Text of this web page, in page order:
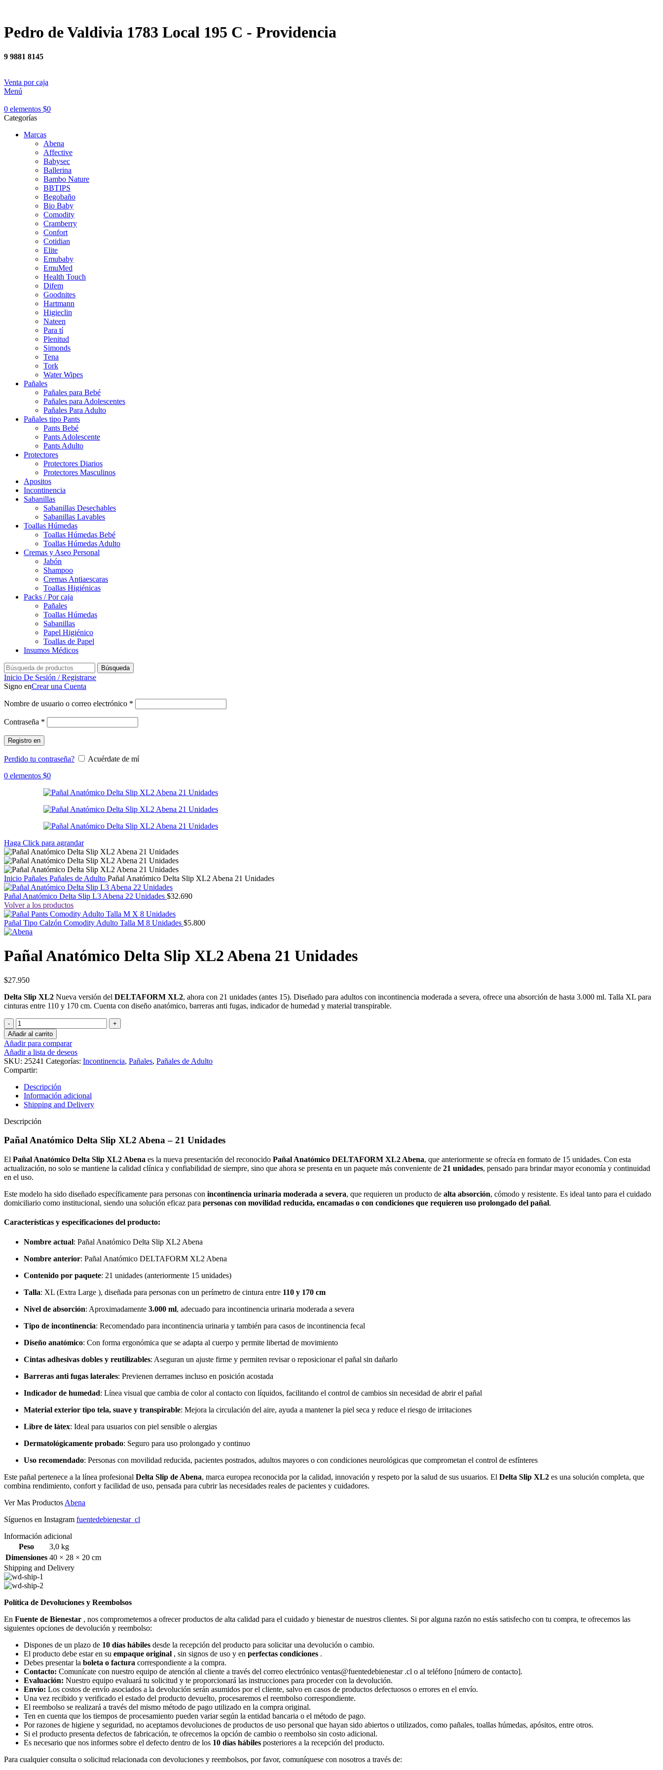
Pedro de Valdivia 1783 Local 195 C - Providencia
9 9881 8145
Venta por caja
Menú
0 elementos $0
Categorías
Marcas
Abena
Affective
Babysec
Ballerina
Bambo Nature
BBTIPS
Begobaño
Bio Baby
Comodity
Cramberry
Confort
Cotidian
Elite
Emubaby
EmuMed
Health Touch
Difem
Goodnites
Hartmann
Higieclin
Nateen
Para tí
Plenitud
Simonds
Tena
Tork
Water Wipes
Pañales
Pañales para Bebé
Pañales para Adolescentes
Pañales Para Adulto
Pañales tipo Pants
Pants Bebé
Pants Adolescente
Pants Adulto
Protectores
Protectores Diarios
Protectores Masculinos
Apositos
Incontinencia
Sabanillas
Sabanillas Desechables
Sabanillas Lavables
Toallas Húmedas
Toallas Húmedas Bebé
Toallas Húmedas Adulto
Cremas y Aseo Personal
Jabón
Shampoo
Cremas Antiaescaras
Toallas Higiénicas
Packs / Por caja
Pañales
Toallas Húmedas
Sabanillas
Papel Higiénico
Toallas de Papel
Insumos Médicos
Búsqueda
Inicio De Sesión / Registrarse
Signo enCrear una Cuenta
Nombre de usuario o correo electrónico *
Contraseña *
Registro en
Perdido tu contraseña?
Acuérdate de mí
0 elementos $0
Haga Click para agrandar
Inicio Pañales Pañales de Adulto Pañal Anatómico Delta Slip XL2 Abena 21 Unidades
Pañal Anatómico Delta Slip L3 Abena 22 Unidades $32.690
Volver a los productos
Pañal Tipo Calzón Comodity Adulto Talla M 8 Unidades $5.800
Pañal Anatómico Delta Slip XL2 Abena 21 Unidades
$27.950
Delta Slip XL2 Nueva versión del DELTAFORM XL2, ahora con 21 unidades (antes 15). Diseñado para adultos con incontinencia moderada a severa, ofrece una absorción de hasta 3.000 ml. Talla XL para
cinturas entre 110 y 170 cm. Cuenta con diseño anatómico, barreras anti fugas, indicador de humedad y material transpirable.
Pañal
Anatómico
Delta
Slip
XL2
Abena
21
Unidades
cantidad
Añadir al carrito
Añadir para comparar
Añadir a lista de deseos
SKU: 25241 Categorías: Incontinencia, Pañales, Pañales de Adulto
Compartir:
Descripción
Información adicional
Shipping and Delivery
Descripción
Pañal Anatómico Delta Slip XL2 Abena – 21 Unidades
El Pañal Anatómico Delta Slip XL2 Abena es la nueva presentación del reconocido Pañal Anatómico DELTAFORM XL2 Abena, que anteriormente se ofrecía en formato de 15 unidades. Con esta
actualización, no solo se mantiene la calidad clínica y confiabilidad de siempre, sino que ahora se presenta en un paquete más conveniente de 21 unidades, pensado para brindar mayor economía y continuidad
en el uso.
Este modelo ha sido diseñado específicamente para personas con incontinencia urinaria moderada a severa, que requieren un producto de alta absorción, cómodo y resistente. Es ideal tanto para el cuidado
domiciliario como institucional, siendo una solución eficaz para personas con movilidad reducida, encamadas o con condiciones que requieren uso prolongado del pañal.
Características y especificaciones del producto:
Nombre actual: Pañal Anatómico Delta Slip XL2 Abena
Nombre anterior: Pañal Anatómico DELTAFORM XL2 Abena
Contenido por paquete: 21 unidades (anteriormente 15 unidades)
Talla: XL (Extra Large ), diseñada para personas con un perímetro de cintura entre 110 y 170 cm
Nivel de absorción: Aproximadamente 3.000 ml, adecuado para incontinencia urinaria moderada a severa
Tipo de incontinencia: Recomendado para incontinencia urinaria y también para casos de incontinencia fecal
Diseño anatómico: Con forma ergonómica que se adapta al cuerpo y permite libertad de movimiento
Cintas adhesivas dobles y reutilizables: Aseguran un ajuste firme y permiten revisar o reposicionar el pañal sin dañarlo
Barreras anti fugas laterales: Previenen derrames incluso en posición acostada
Indicador de humedad: Línea visual que cambia de color al contacto con líquidos, facilitando el control de cambios sin necesidad de abrir el pañal
Material exterior tipo tela, suave y transpirable: Mejora la circulación del aire, ayuda a mantener la piel seca y reduce el riesgo de irritaciones
Libre de látex: Ideal para usuarios con piel sensible o alergias
Dermatológicamente probado: Seguro para uso prolongado y continuo
Uso recomendado: Personas con movilidad reducida, pacientes postrados, adultos mayores o con condiciones neurológicas que comprometan el control de esfínteres
Este pañal pertenece a la línea profesional Delta Slip de Abena, marca europea reconocida por la calidad, innovación y respeto por la salud de sus usuarios. El Delta Slip XL2 es una solución completa, que
combina rendimiento, confort y facilidad de uso, pensada para cubrir las necesidades reales de pacientes y cuidadores.
Ver Mas Productos Abena
Síguenos en Instagram fuentedebienestar_cl
Información adicional
Peso
3,0 kg
Dimensiones 40 × 28 × 20 cm
Shipping and Delivery
Política de Devoluciones y Reembolsos
En Fuente de Bienestar , nos comprometemos a ofrecer productos de alta calidad para el cuidado y bienestar de nuestros clientes. Si por alguna razón no estás satisfecho con tu compra, te ofrecemos las
siguientes opciones de devolución y reembolso:
Dispones de un plazo de 10 días hábiles desde la recepción del producto para solicitar una devolución o cambio.
El producto debe estar en su empaque original , sin signos de uso y en perfectas condiciones .
Debes presentar la boleta o factura correspondiente a la compra.
Contacto: Comunícate con nuestro equipo de atención al cliente a través del correo electrónico ventas@fuentedebienestar .cl o al teléfono [número de contacto].
Evaluación: Nuestro equipo evaluará tu solicitud y te proporcionará las instrucciones para proceder con la devolución.
Envío: Los costos de envío asociados a la devolución serán asumidos por el cliente, salvo en casos de productos defectuosos o errores en el envío.
Una vez recibido y verificado el estado del producto devuelto, procesaremos el reembolso correspondiente.
El reembolso se realizará a través del mismo método de pago utilizado en la compra original.
Ten en cuenta que los tiempos de procesamiento pueden variar según la entidad bancaria o el método de pago.
Por razones de higiene y seguridad, no aceptamos devoluciones de productos de uso personal que hayan sido abiertos o utilizados, como pañales, toallas húmedas, apósitos, entre otros.
Si el producto presenta defectos de fabricación, te ofrecemos la opción de cambio o reembolso sin costo adicional.
Es necesario que nos informes sobre el defecto dentro de los 10 días hábiles posteriores a la recepción del producto.
Para cualquier consulta o solicitud relacionada con devoluciones y reembolsos, por favor, comuníquese con nosotros a través de: